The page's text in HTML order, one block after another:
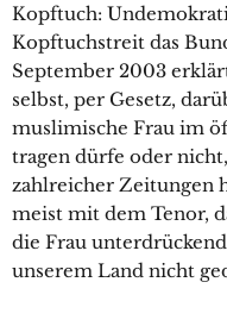
Kopftuch:
Kopftuchstreit das
September 2003
selbst, per Gesetz,
muslimische Frau im
tragen dürfe oder
zahlreicher Zeitungen
meist mit dem Tenor,
die Frau
unserem Land nicht